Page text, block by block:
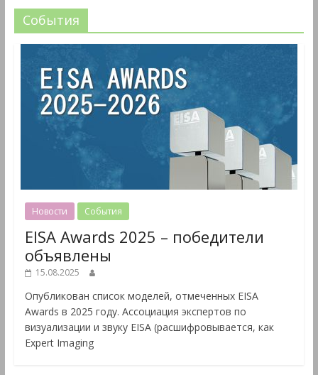
События
Новости События
EISA Awards 2025 – победители
объявлены
15.08.2025
Опубликован список моделей, отмеченных EISA
Awards в 2025 году. Ассоциация экспертов по
визуализации и звуку EISA (расшифровывается, как
Expert Imaging